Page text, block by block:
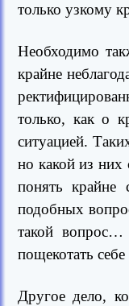
только узкому
Необходимо
крайне
только, как о
ситуацией.
но какой из них
понять крайне
подобных
такой вопрос…
пощекотать
Другое дело,